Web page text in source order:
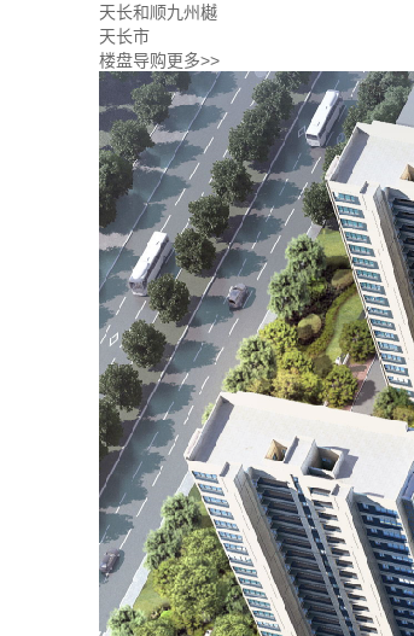
天长和顺九州樾
天长市
楼盘导购更多>>